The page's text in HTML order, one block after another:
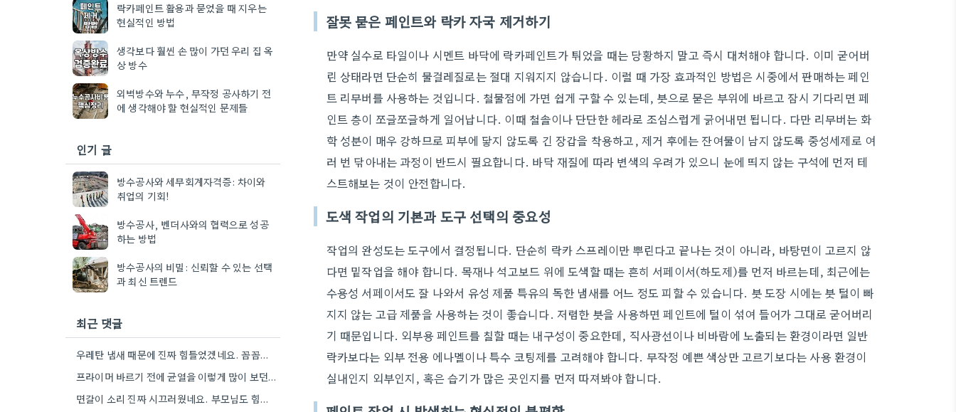
잘못 묻은 페인트와 락카 자국 제거하기
만약 실수로 타일이나 시멘트 바닥에 락카페인트가 튀었을 때는 당황하지 말고 즉시 대처해야 합니다. 이미 굳어버
린 상태라면 단순히 물걸레질로는 절대 지워지지 않습니다. 이럴 때 가장 효과적인 방법은 시중에서 판매하는 페인
트 리무버를 사용하는 것입니다. 철물점에 가면 쉽게 구할 수 있는데, 붓으로 묻은 부위에 바르고 잠시 기다리면 페
인트 층이 쪼글쪼글하게 일어납니다. 이때 철솔이나 단단한 헤라로 조심스럽게 긁어내면 됩니다. 다만 리무버는 화
학 성분이 매우 강하므로 피부에 닿지 않도록 긴 장갑을 착용하고, 제거 후에는 잔여물이 남지 않도록 중성세제로 여
러 번 닦아내는 과정이 반드시 필요합니다. 바닥 재질에 따라 변색의 우려가 있으니 눈에 띄지 않는 구석에 먼저 테
스트해보는 것이 안전합니다.
도색 작업의 기본과 도구 선택의 중요성
작업의 완성도는 도구에서 결정됩니다. 단순히 락카 스프레이만 뿌린다고 끝나는 것이 아니라, 바탕면이 고르지 않
다면 밑작업을 해야 합니다. 목재나 석고보드 위에 도색할 때는 흔히 서페이서(하도제)를 먼저 바르는데, 최근에는
수용성 서페이서도 잘 나와서 유성 제품 특유의 독한 냄새를 어느 정도 피할 수 있습니다. 붓 도장 시에는 붓 털이 빠
지지 않는 고급 제품을 사용하는 것이 좋습니다. 저렴한 붓을 사용하면 페인트에 털이 섞여 들어가 그대로 굳어버리
기 때문입니다. 외부용 페인트를 칠할 때는 내구성이 중요한데, 직사광선이나 비바람에 노출되는 환경이라면 일반
락카보다는 외부 전용 에나멜이나 특수 코팅제를 고려해야 합니다. 무작정 예쁜 색상만 고르기보다는 사용 환경이
실내인지 외부인지, 혹은 습기가 많은 곳인지를 먼저 따져봐야 합니다.
락카페인트 활용과 묻었을 때 지우는
현실적인 방법
생각보다 훨씬 손 많이 가던 우리 집 옥
상 방수
외벽방수와 누수, 무작정 공사하기 전
에 생각해야 할 현실적인 문제들
인기 글
방수공사와 세무회계자격증: 차이와
취업의 기회!
방수공사, 벤더사와의 협력으로 성공
하는 방법
방수공사의 비밀: 신뢰할 수 있는 선택
과 최신 트렌드
최근 댓글
우레탄 냄새 때문에 진짜 힘들었겠네요. 꼼꼼하게 덧칠하는 것도 쉽지 않았을 것 같아요.
프라이머 바르기 전에 균열을 이렇게 많이 보던 거 신기하네요.
면갈이 소리 진짜 시끄러웠네요. 부모님도 힘드셨을 것 같아요.